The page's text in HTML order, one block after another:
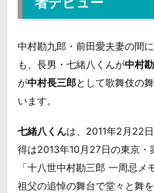
中村勘九郎・前田愛夫妻の間
も、長男・七緒八くんが中村
が中村長三郎として歌舞伎の
います。
七緒八くんは、2011年2月22
得は2013年10月27日の東京・
「十八世中村勘三郎 一周忌メ
祖父の追悼の舞台で堂々と舞を